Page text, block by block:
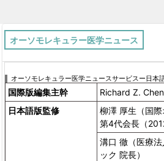
オーソモレキュラー医学ニュース
オーソモレキュラー医学ニュースサービスー日本
国際版編集主幹
Richard Z.
日本語版監修
柳澤 厚生（国
第4代会長（
溝口 徹（医療
ック 院長）